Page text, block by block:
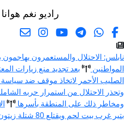
راديو نغم
نابلس: الاحتلال والمستعمرون
المواطنين
بعد تجديد منع زيارات
الصليب الأحمر لاتخاذ موقف ضد سياسة
وتحذر الاحتلال من استمرار حربه
ومخاطر ذلك على المنطقة بأسرها
بتير غرب بيت لحم ويقتلع 80 شتلة زيتون ولوزيات